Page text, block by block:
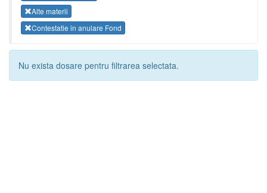
Alte materii
Contestatie in anulare Fond
Nu exista dosare pentru filtrarea selectata.